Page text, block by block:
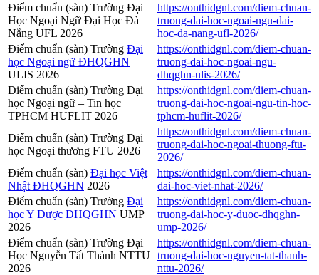
Điểm chuẩn (sàn) Trường Đại
Học Ngoại Ngữ Đại Học Đà
Nẵng UFL 2026
https://onthidgnl.com/diem-chuan-
truong-dai-hoc-ngoai-ngu-dai-
hoc-da-nang-ufl-2026/
Điểm chuẩn (sàn) Trường Đại
học Ngoại ngữ ĐHQGHN
ULIS 2026
https://onthidgnl.com/diem-chuan-
truong-dai-hoc-ngoai-ngu-
dhqghn-ulis-2026/
Điểm chuẩn (sàn) Trường Đại
học Ngoại ngữ – Tin học
TPHCM HUFLIT 2026
https://onthidgnl.com/diem-chuan-
truong-dai-hoc-ngoai-ngu-tin-hoc-
tphcm-huflit-2026/
Điểm chuẩn (sàn) Trường Đại
học Ngoại thương FTU 2026
https://onthidgnl.com/diem-chuan-
truong-dai-hoc-ngoai-thuong-ftu-
2026/
Điểm chuẩn (sàn) Đại học Việt
Nhật ĐHQGHN 2026
https://onthidgnl.com/diem-chuan-
dai-hoc-viet-nhat-2026/
Điểm chuẩn (sàn) Trường Đại
học Y Dược ĐHQGHN UMP
2026
https://onthidgnl.com/diem-chuan-
truong-dai-hoc-y-duoc-dhqghn-
ump-2026/
Điểm chuẩn (sàn) Trường Đại
Học Nguyễn Tất Thành NTTU
2026
https://onthidgnl.com/diem-chuan-
truong-dai-hoc-nguyen-tat-thanh-
nttu-2026/